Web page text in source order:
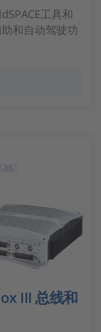
工具和
和自动驾驶功
III 总线和